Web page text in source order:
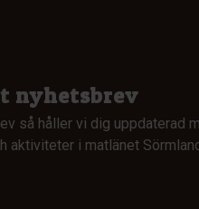
nyhetsbrev
så håller vi dig uppdaterad
aktiviteter i matlänet